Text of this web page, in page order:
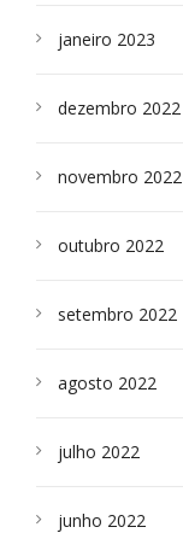
janeiro 2023
dezembro 2022
novembro 2022
outubro 2022
setembro 2022
agosto 2022
julho 2022
junho 2022